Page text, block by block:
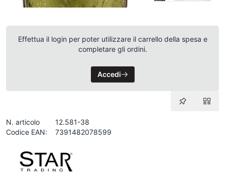
Effettua il login per poter utilizzare il carrello della spesa e
completare gli ordini.
Accedi
N. articolo
12.581-38
Codice EAN:
7391482078599